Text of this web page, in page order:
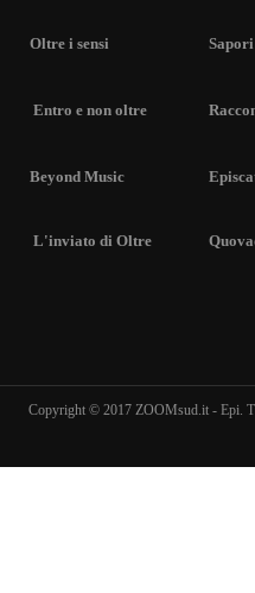
Oltre i sensi
Entro e non oltre
Beyond Music
L'inviato di Oltre
Copyright © 2017 ZOOMsud.it - Epi.